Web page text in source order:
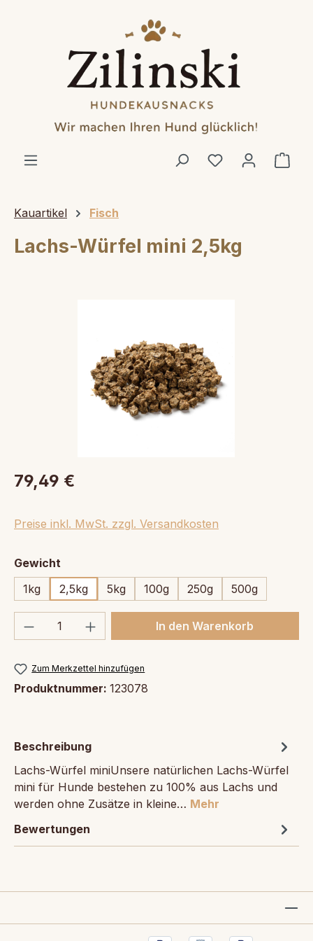
Kauartikel Fisch
Lachs-Würfel mini 2,5kg
79,49 €
Preise inkl. MwSt. zzgl. Versandkosten
Gewicht
1kg
2,5kg 5kg 100g 250g 500g
Produkt Anzahl: Gib denIn den Warenkorb
Zum Merkzettel hinzufügen
Produktnummer: 123078
Beschreibung
Lachs-Würfel miniUnsere natürlichen Lachs-Würfel
mini für Hunde bestehen zu 100% aus Lachs und
werden ohne Zusätze in kleine… Mehr
Bewertungen